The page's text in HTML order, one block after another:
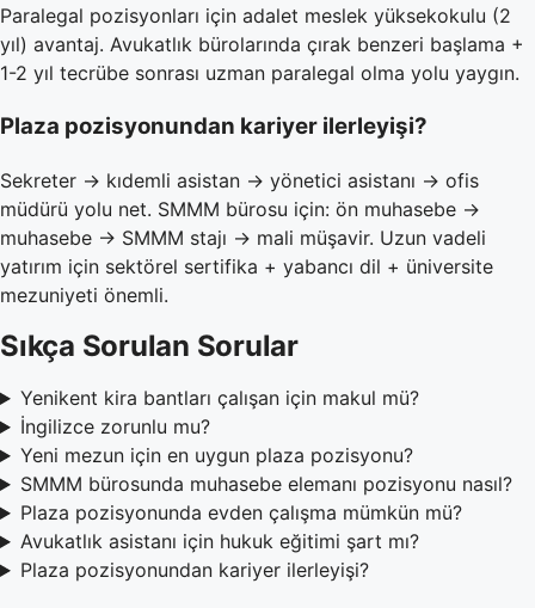
Paralegal pozisyonları için adalet meslek yüksekokulu (2
yıl) avantaj. Avukatlık bürolarında çırak benzeri başlama +
1-2 yıl tecrübe sonrası uzman paralegal olma yolu yaygın.
Plaza pozisyonundan kariyer ilerleyişi?
Sekreter → kıdemli asistan → yönetici asistanı → ofis
müdürü yolu net. SMMM bürosu için: ön muhasebe →
muhasebe → SMMM stajı → mali müşavir. Uzun vadeli
yatırım için sektörel sertifika + yabancı dil + üniversite
mezuniyeti önemli.
Sıkça Sorulan Sorular
Yenikent kira bantları çalışan için makul mü?
İngilizce zorunlu mu?
Yeni mezun için en uygun plaza pozisyonu?
SMMM bürosunda muhasebe elemanı pozisyonu nasıl?
Plaza pozisyonunda evden çalışma mümkün mü?
Avukatlık asistanı için hukuk eğitimi şart mı?
Plaza pozisyonundan kariyer ilerleyişi?